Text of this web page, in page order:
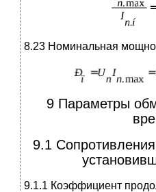
8.23 Номинальная
9 Параметры
9.1
9.1.1 Коэффициент